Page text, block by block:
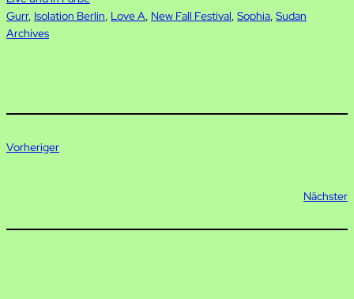
Gurr, Isolation Berlin, Love A, New Fall Festival, Sophia, Sudan
Archives
Vorheriger
Nächster